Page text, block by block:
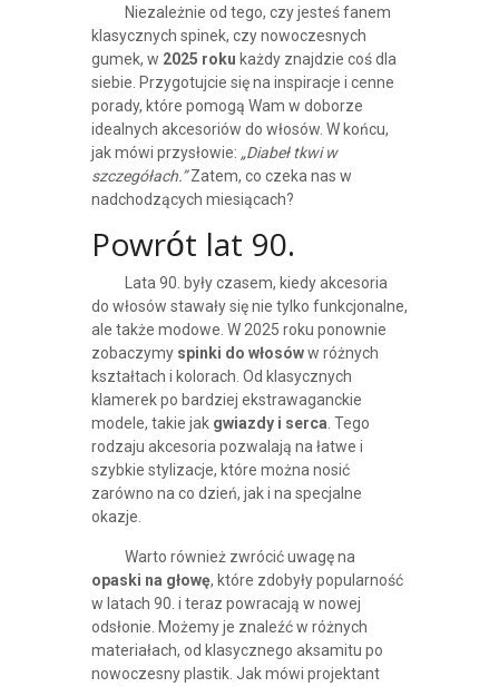
Niezależnie od tego, czy jesteś fanem
klasycznych spinek, czy nowoczesnych
gumek, w 2025 roku każdy znajdzie coś dla
siebie. Przygotujcie się na inspiracje i cenne
porady, które pomogą Wam w doborze
idealnych akcesoriów do włosów. W końcu,
jak mówi przysłowie: „Diabeł tkwi w
szczegółach.”Zatem, co czeka nas w
nadchodzących miesiącach?
Powrót lat 90.
Lata 90. były czasem, kiedy akcesoria
do włosów stawały się nie tylko funkcjonalne,
ale także modowe. W 2025 roku ponownie
zobaczymy spinki do włosóww różnych
kształtach i kolorach. Od klasycznych
klamerek po bardziej ekstrawaganckie
modele, takie jak gwiazdy i serca. Tego
rodzaju akcesoria pozwalają na łatwe i
szybkie stylizacje, które można nosić
zarówno na co dzień, jak i na specjalne
okazje.
Warto również zwrócić uwagę na
opaski na głowę, które zdobyły popularność
w latach 90. i teraz powracają w nowej
odsłonie. Możemy je znaleźć w różnych
materiałach, od klasycznego aksamitu po
nowoczesny plastik. Jak mówi projektant